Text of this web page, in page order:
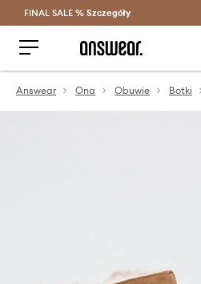
Oszczędzaj z
FINAL SALE % Szczegóły
Answear Ona Obuwie Botki